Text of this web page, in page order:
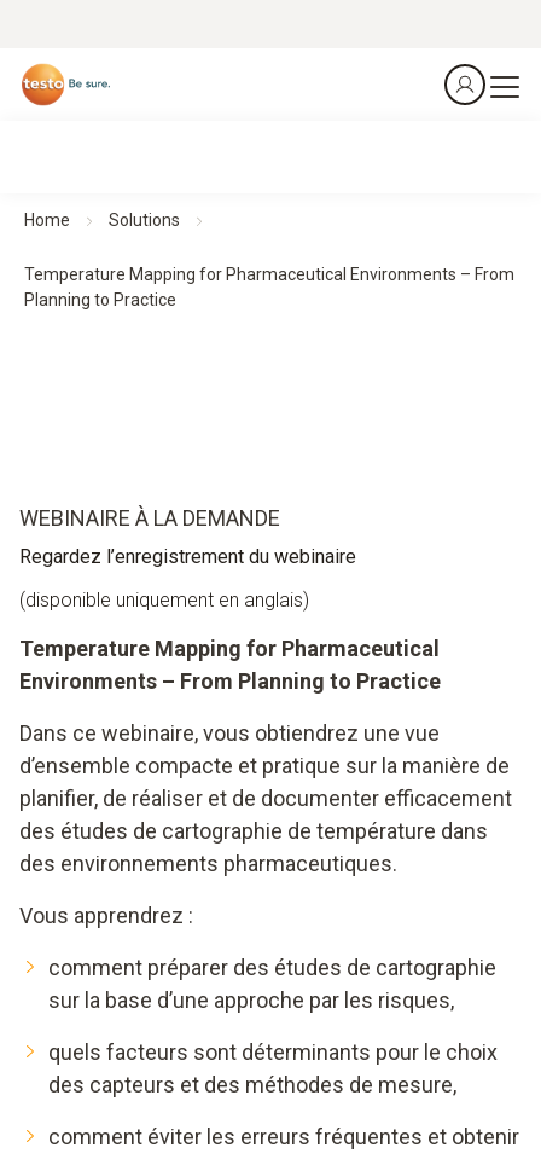
Home Solutions
Temperature Mapping for Pharmaceutical Environments – From
Planning to Practice
WEBINAIRE À LA DEMANDE
Regardez l’enregistrement du webinaire
(disponible uniquement en anglais)
Temperature Mapping for Pharmaceutical
Environments – From Planning to Practice
Dans ce webinaire, vous obtiendrez une vue
d’ensemble compacte et pratique sur la manière de
planifier, de réaliser et de documenter efficacement
des études de cartographie de température dans
des environnements pharmaceutiques.
Vous apprendrez :
comment préparer des études de cartographie
sur la base d’une approche par les risques,
quels facteurs sont déterminants pour le choix
des capteurs et des méthodes de mesure,
comment éviter les erreurs fréquentes et obtenir